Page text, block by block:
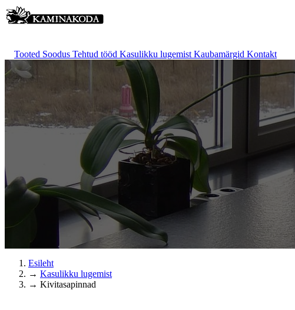
Tooted Soodus Tehtud tööd Kasulikku lugemist Kaubamärgid Kontakt
Esileht
→ Kasulikku lugemist
→ Kivitasapinnad